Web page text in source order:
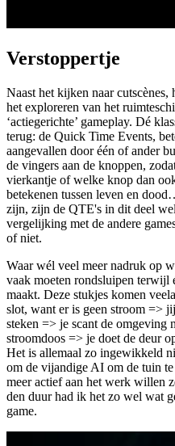
Verstoppertje
Naast het kijken naar
het exploreren van het
‘actiegerichte’ gameplay. Dé
terug: de Quick Time Events,
aangevallen door één of ander
de vingers aan de knoppen,
vierkantje of welke knop dan
betekenen tussen leven en
zijn, zijn de QTE's in dit deel
vergelijking met de andere
of niet.
Waar wél veel meer nadruk op
vaak moeten rondsluipen terwijl
maakt. Deze stukjes komen
slot, want er is geen stroom =>
steken => je scant de omgeving
stroomdoos => je doet de deur
Het is allemaal zo ingewikkeld
om de vijandige AI om de tuin
meer actief aan het werk willen
den duur had ik het zo wel wat
game.